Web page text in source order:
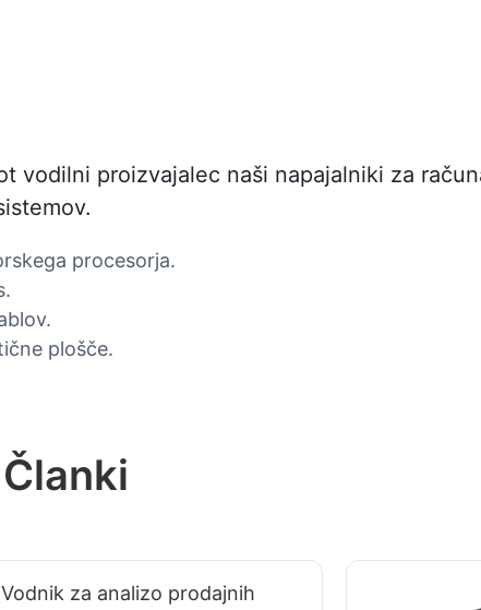
vodilni proizvajalec naši napajalniki za
procesorja.
plošče.
Vodnik za analizo prodajnih